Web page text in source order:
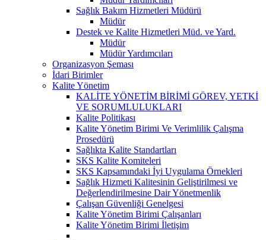
Sağlık Bakım Hizmetleri Müdürü
Müdür
Destek ve Kalite Hizmetleri Müd. ve Yard.
Müdür
Müdür Yardımcıları
Organizasyon Şeması
İdari Birimler
Kalite Yönetim
KALİTE YÖNETİM BİRİMİ GÖREV, YETKİ
VE SORUMLULUKLARI
Kalite Politikası
Kalite Yönetim Birimi Ve Verimlilik Çalışma
Prosedürü
Sağlıkta Kalite Standartları
SKS Kalite Komiteleri
SKS Kapsamındaki İyi Uygulama Örnekleri
Sağlık Hizmeti Kalitesinin Geliştirilmesi ve
Değerlendirilmesine Dair Yönetmenlik
Çalışan Güvenliği Genelgesi
Kalite Yönetim Birimi Çalışanları
Kalite Yönetim Birimi İletişim